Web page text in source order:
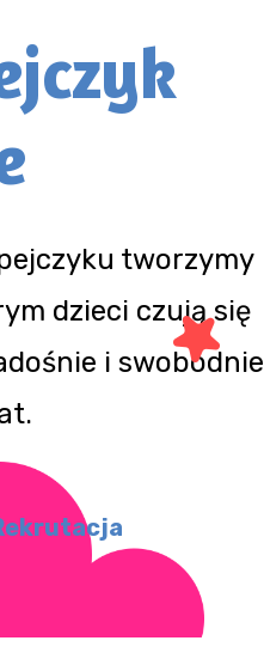
tworzymy
dzieci czują się
i swobodnie